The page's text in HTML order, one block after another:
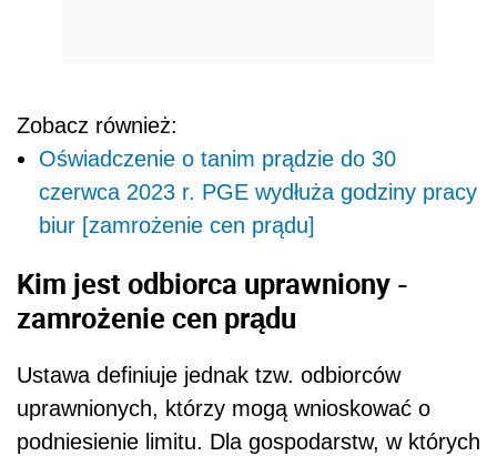
Zobacz również:
Oświadczenie o tanim prądzie do 30
czerwca 2023 r. PGE wydłuża godziny pracy
biur [zamrożenie cen prądu]
Kim jest odbiorca uprawniony -
zamrożenie cen prądu
Ustawa definiuje jednak tzw. odbiorców
uprawnionych, którzy mogą wnioskować o
podniesienie limitu. Dla gospodarstw, w których